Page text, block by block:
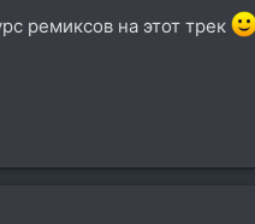
ремиксов на этот трек